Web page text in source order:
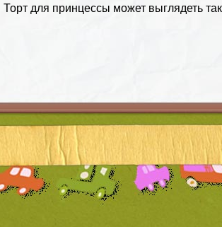
Торт для принцессы может выглядеть